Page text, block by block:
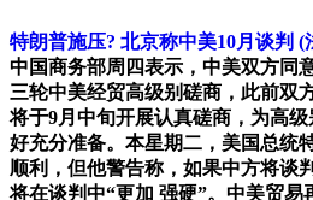
特朗普施压? 北京称中美10月谈判 (
中国商务部周四表示，中美双方同
三轮中美经贸高级别磋商，此前双
将于9月中旬开展认真磋商，为高
好充分准备。本星期二，美国总统
顺利，但他警告称，如果中方将谈
将在谈判中“更加 强硬”。中美贸易